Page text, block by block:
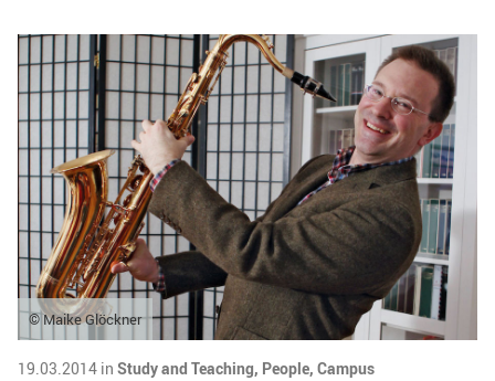
© Maike Glöckner
19.03.2014 in Study and Teaching, People, Campus